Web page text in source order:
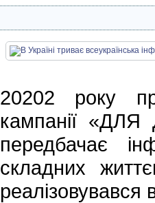
20202 року
кампанії «ДЛЯ
передбачає
складних
реалізовувався